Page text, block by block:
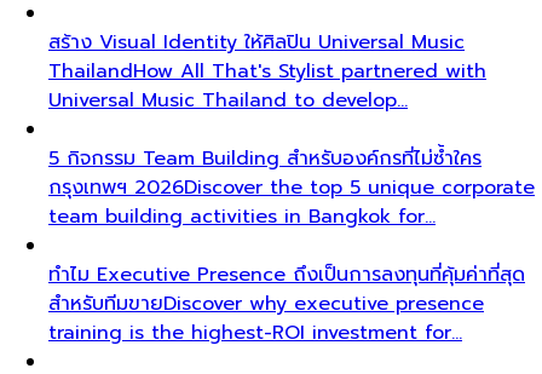
สร้าง Visual Identity ให้ศิลปิน Universal Music
ThailandHow All That's Stylist partnered with
Universal Music Thailand to develop…
5 กิจกรรม Team Building สำหรับองค์กรที่ไม่ซ้ำใคร
กรุงเทพฯ 2026Discover the top 5 unique corporate
team building activities in Bangkok for…
ทำไม Executive Presence ถึงเป็นการลงทุนที่คุ้มค่าที่สุด
สำหรับทีมขายDiscover why executive presence
training is the highest-ROI investment for…